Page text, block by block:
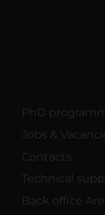
PhD
Jobs &
Contacts
Technical
Back office